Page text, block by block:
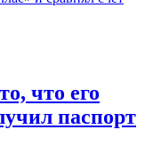
что его
паспорт